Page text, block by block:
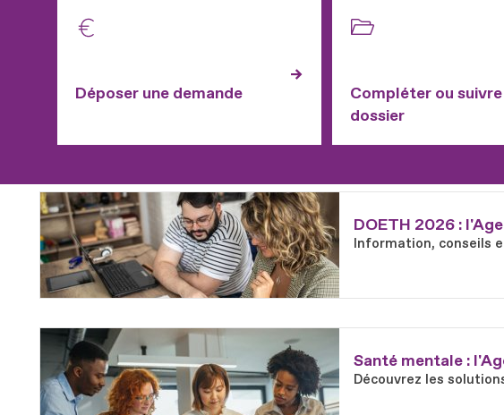
Déposer une demande
Compléter ou
dossier
DOETH 2026 :
Information, conseils
En savoir plus
Fichier
Santé mentale :
Découvrez les
Fichier